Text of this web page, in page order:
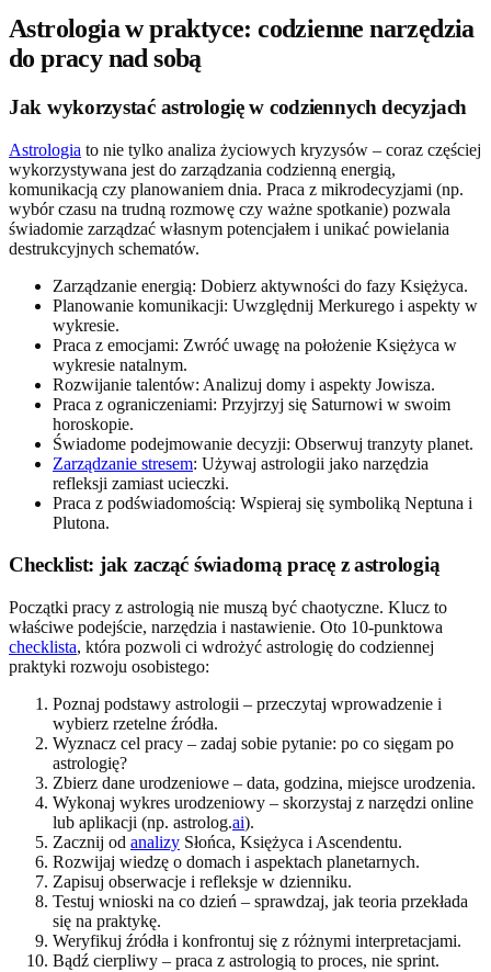
Astrologia w praktyce: codzienne narzędzia
do pracy nad sobą
Jak wykorzystać astrologię w codziennych decyzjach
Astrologia to nie tylko analiza życiowych kryzysów – coraz częściej
wykorzystywana jest do zarządzania codzienną energią,
komunikacją czy planowaniem dnia. Praca z mikrodecyzjami (np.
wybór czasu na trudną rozmowę czy ważne spotkanie) pozwala
świadomie zarządzać własnym potencjałem i unikać powielania
destrukcyjnych schematów.
Zarządzanie energią: Dobierz aktywności do fazy Księżyca.
Planowanie komunikacji: Uwzględnij Merkurego i aspekty w
wykresie.
Praca z emocjami: Zwróć uwagę na położenie Księżyca w
wykresie natalnym.
Rozwijanie talentów: Analizuj domy i aspekty Jowisza.
Praca z ograniczeniami: Przyjrzyj się Saturnowi w swoim
horoskopie.
Świadome podejmowanie decyzji: Obserwuj tranzyty planet.
Zarządzanie stresem: Używaj astrologii jako narzędzia
refleksji zamiast ucieczki.
Praca z podświadomością: Wspieraj się symboliką Neptuna i
Plutona.
Checklist: jak zacząć świadomą pracę z astrologią
Początki pracy z astrologią nie muszą być chaotyczne. Klucz to
właściwe podejście, narzędzia i nastawienie. Oto 10-punktowa
checklista, która pozwoli ci wdrożyć astrologię do codziennej
praktyki rozwoju osobistego:
Poznaj podstawy astrologii – przeczytaj wprowadzenie i
wybierz rzetelne źródła.
Wyznacz cel pracy – zadaj sobie pytanie: po co sięgam po
astrologię?
Zbierz dane urodzeniowe – data, godzina, miejsce urodzenia.
Wykonaj wykres urodzeniowy – skorzystaj z narzędzi online
lub aplikacji (np. astrolog.ai).
Zacznij od analizy Słońca, Księżyca i Ascendentu.
Rozwijaj wiedzę o domach i aspektach planetarnych.
Zapisuj obserwacje i refleksje w dzienniku.
Testuj wnioski na co dzień – sprawdzaj, jak teoria przekłada
się na praktykę.
Weryfikuj źródła i konfrontuj się z różnymi interpretacjami.
Bądź cierpliwy – praca z astrologią to proces, nie sprint.